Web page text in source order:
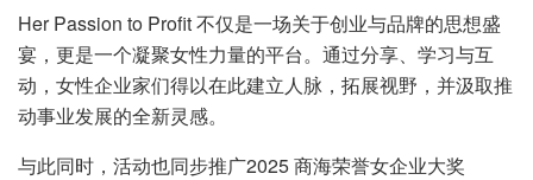
Her Passion to Profit 不仅是一场关于创业与品牌的思想盛
宴，更是一个凝聚女性力量的平台。通过分享、学习与互
动，女性企业家们得以在此建立人脉，拓展视野，并汲取推
动事业发展的全新灵感。
与此同时，活动也同步推广2025 商海荣誉女企业大奖